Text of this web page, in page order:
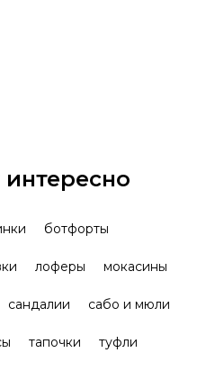
ботфорты
лоферы мокасины
сандалии сабо и мюли
тапочки туфли